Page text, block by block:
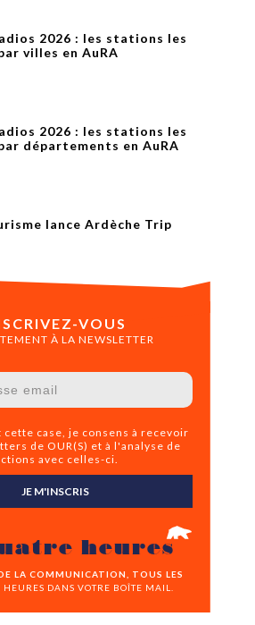
2026 : les stations les
villes en AuRA
2026 : les stations les
départements en AuRA
lance Ardèche Trip
VOUS
À LA NEWSLETTER
cette case, je consens à recevoir
de OUR(S) et à l'analyse de
avec celles-ci.
JE M'INSCRIS
heures
LA COMMUNICATION, TOUS LES
DANS VOTRE BOÎTE MAIL.